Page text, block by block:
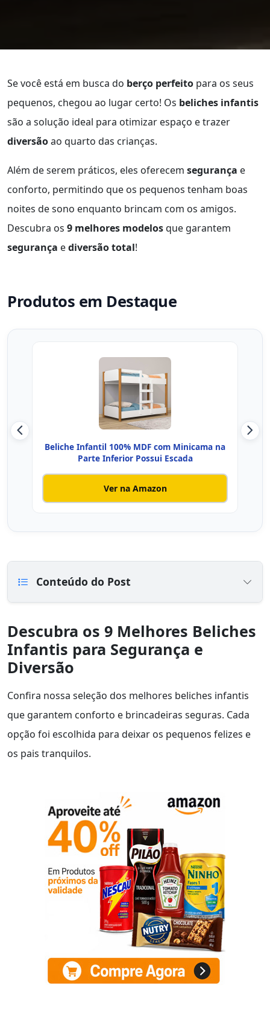
Se você está em busca do berço perfeito para os seus
pequenos, chegou ao lugar certo! Os beliches infantis
são a solução ideal para otimizar espaço e trazer
diversãoao quarto das crianças.
Além de serem práticos, eles oferecem segurança e
conforto, permitindo que os pequenos tenham boas
noites de sono enquanto brincam com os amigos.
Descubra os 9 melhores modelosque garantem
segurança ediversão total!
Produtos em Destaque
Beliche Infantil 100% MDF com Minicama na
Parte Inferior Possui Escada
Ver na Amazon
Conteúdo do Post
Descubra os 9 Melhores Beliches
Infantis para Segurança e
Diversão
Confira nossa seleção dos melhores beliches infantis
que garantem conforto e brincadeiras seguras. Cada
opção foi escolhida para deixar os pequenos felizes e
os pais tranquilos.